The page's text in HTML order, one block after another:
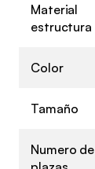
Material
estructura
Color
Tamaño
Numero de